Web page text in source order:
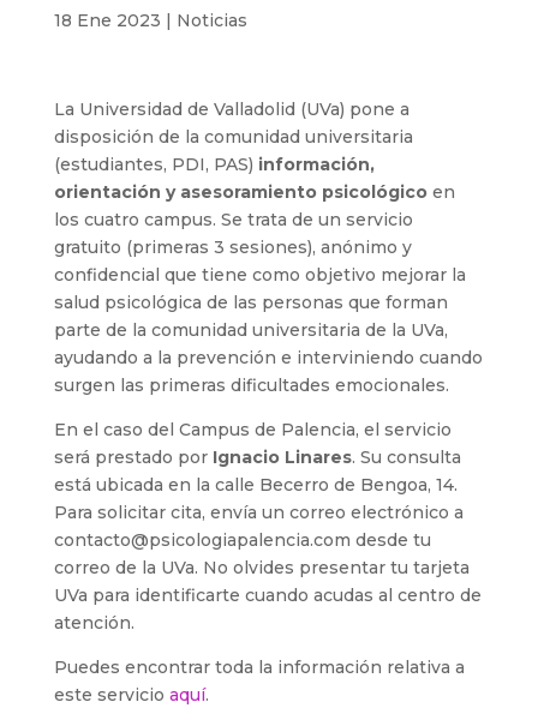
18 Ene 2023 | Noticias
La Universidad de Valladolid (UVa) pone a
disposición de la comunidad universitaria
(estudiantes, PDI, PAS) información,
orientación y asesoramiento psicológicoen
los cuatro campus. Se trata de un servicio
gratuito (primeras 3 sesiones), anónimo y
confidencial que tiene como objetivo mejorar la
salud psicológica de las personas que forman
parte de la comunidad universitaria de la UVa,
ayudando a la prevención e interviniendo cuando
surgen las primeras dificultades emocionales.
En el caso del Campus de Palencia, el servicio
será prestado por Ignacio Linares. Su consulta
está ubicada en la calle Becerro de Bengoa, 14.
Para solicitar cita, envía un correo electrónico a
contacto@psicologiapalencia.com desde tu
correo de la UVa. No olvides presentar tu tarjeta
UVa para identificarte cuando acudas al centro de
atención.
Puedes encontrar toda la información relativa a
este servicio aquí.